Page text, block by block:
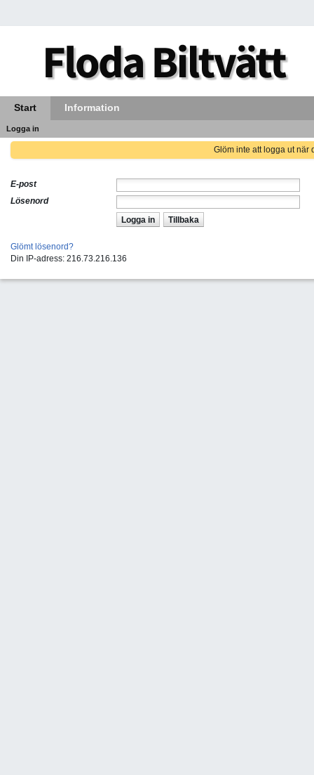
Start Information
Logga in
Glöm inte att logga ut när
E-post
Lösenord
Logga in
Tillbaka
Glömt lösenord?
Din IP-adress: 216.73.216.136